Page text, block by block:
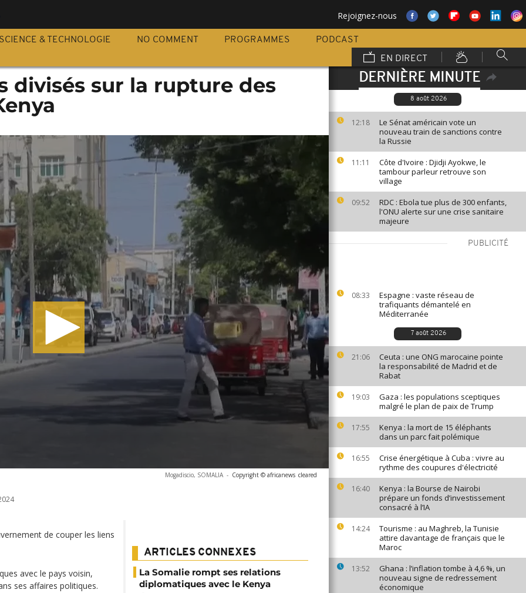
Rejoignez-nous
SCIENCE & TECHNOLOGIE NO COMMENT PROGRAMMES
PODCAST
EN DIRECT
DERNIÈRE MINUTE
8 août 2026
12:18
Le Sénat américain vote un
nouveau train de sanctions contre
la Russie
11:11
Côte d'Ivoire : Djidji Ayokwe, le
tambour parleur retrouve son
village
09:52
RDC : Ebola tue plus de 300 enfants,
l'ONU alerte sur une crise sanitaire
majeure
PUBLICITÉ
08:33
Espagne : vaste réseau de
trafiquants démantelé en
Méditerranée
7 août 2026
21:06
Ceuta : une ONG marocaine pointe
la responsabilité de Madrid et de
Rabat
19:03
Gaza : les populations sceptiques
malgré le plan de paix de Trump
17:55
Kenya : la mort de 15 éléphants
dans un parc fait polémique
16:55
Crise énergétique à Cuba : vivre au
rythme des coupures d'électricité
16:40
Kenya : la Bourse de Nairobi
prépare un fonds d’investissement
consacré à l’IA
14:24
Tourisme : au Maghreb, la Tunisie
attire davantage de français que le
Maroc
13:52
Ghana : l’inflation tombe à 4,6 %, un
nouveau signe de redressement
économique
divisés sur la rupture des
Mogadiscio, SOMALIA - Copyright © africanews cleared
de couper les liens
avec le pays voisin,
ses affaires politiques.
ARTICLES CONNEXES
La Somalie rompt ses relations
diplomatiques avec le Kenya